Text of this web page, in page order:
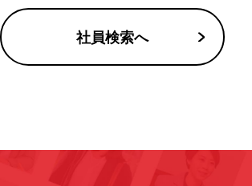
社員検索へ